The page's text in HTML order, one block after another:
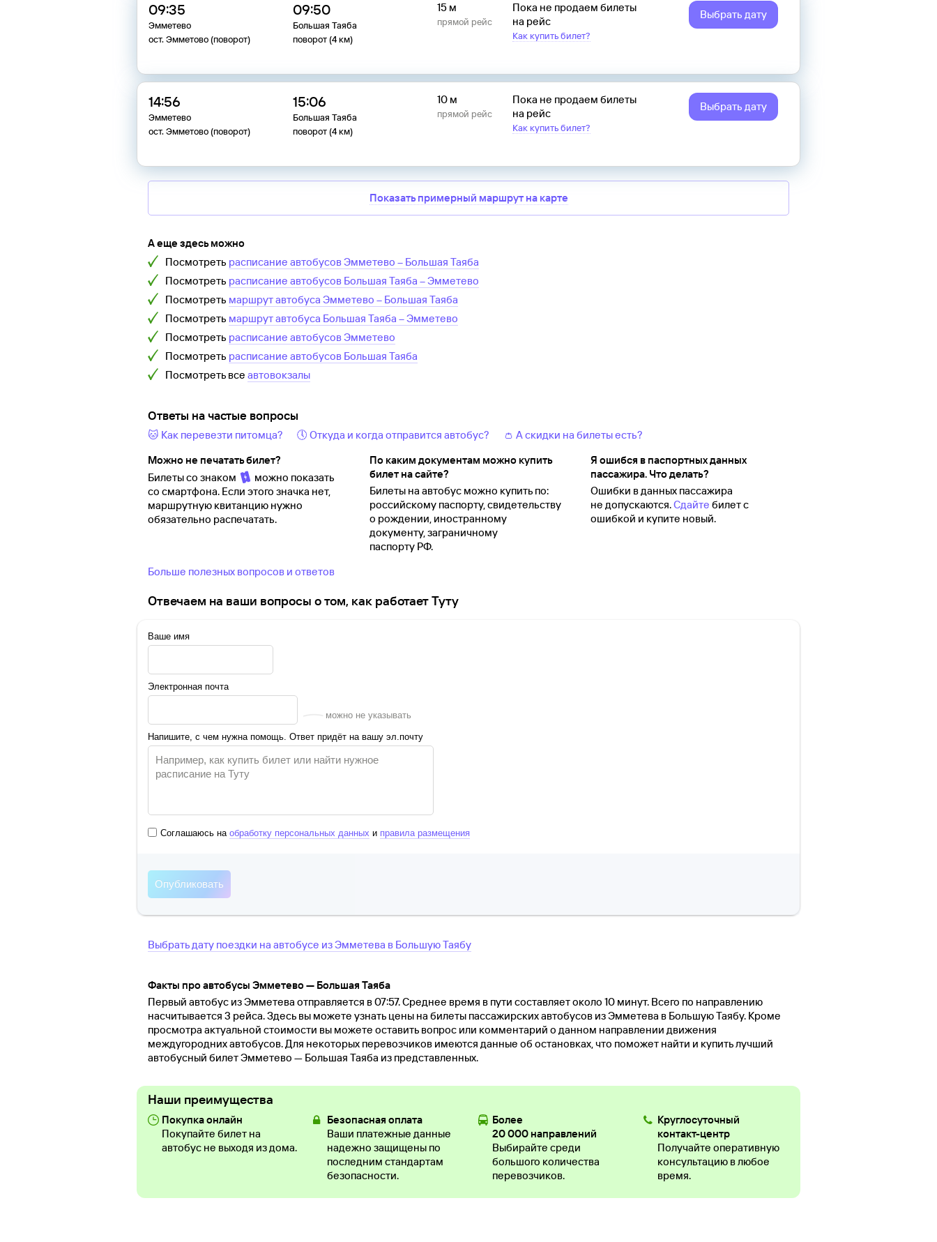
09:35
Эмметево
ост. Эмметово (поворот)
09:50
Большая Таяба
поворот (4 км)
15 м
прямой рейс
Пока не продаем билеты
на рейс
Как купить билет?
Выбрать дату
14:56
Эмметево
ост. Эмметово (поворот)
15:06
Большая Таяба
поворот (4 км)
10 м
прямой рейс
Пока не продаем билеты
на рейс
Как купить билет?
Выбрать дату
Показать примерный маршрут на карте
А еще здесь можно
Посмотреть расписание автобусовЭмметево – Большая Таяба
Посмотреть расписание автобусов Большая Таяба –Эмметево
Посмотреть маршрут автобуса Эмметево – Большая Таяба
Посмотреть маршрут автобуса Большая Таяба –Эмметево
Посмотреть расписание автобусовЭмметево
Посмотреть расписание автобусов Большая Таяба
Посмотреть все автовокзалы
Ответы на частые вопросы
🐱 Как перевезти питомца? 🕔 Откуда и когда отправится автобус?
👛 А скидки на билеты есть?
Можно не печатать билет?
Билеты со знаком
можно показать
со смартфона. Если этого значка нет,
маршрутную квитанцию нужно
обязательно распечатать.
По каким документам можно купить
билет на сайте?
Билеты на автобус можно купить по:
российскому паспорту, свидетельству
о рождении, иностранному
документу, заграничному
паспорту РФ.
Я ошибся в паспортных данных
пассажира. Что делать?
Ошибки в данных пассажира
не допускаются.Сдайте билет с
ошибкой и купите новый.
Больше полезных вопросов и ответов
Отвечаем на ваши вопросы о том, как работает Туту
Ваше имя
Электронная почта
можно не указывать
Напишите, с чем нужна помощь. Ответ придёт на вашу эл.почту
Соглашаюсь на обработку персональных данных и правила размещения
Выбрать дату поездки на автобусе изЭмметева в Большую Таябу
Факты про автобусы Эмметево — Большая Таяба
Первый автобус из Эмметева отправляется в 07:57. Среднее время в пути составляет около 10 минут. Всего по направлению
насчитывается 3 рейса. Здесь вы можете узнать цены на билеты пассажирских автобусов из Эмметева в Большую Таябу. Кроме
просмотра актуальной стоимости вы можете оставить вопрос или комментарий о данном направлении движения
междугородних автобусов. Для некоторых перевозчиков имеются данные об остановках, что поможет найти и купить лучший
автобусный билет Эмметево — Большая Таяба из представленных.
Наши преимущества
Покупка онлайн
Покупайте билет на
автобус не выходя из дома.
Безопасная оплата
Ваши платежные данные
надежно защищены по
последним стандартам
безопасности.
Более
20 000 направлений
Выбирайте среди
большого количества
перевозчиков.
Круглосуточный
контакт-центр
Получайте оперативную
консультацию в любое
время.